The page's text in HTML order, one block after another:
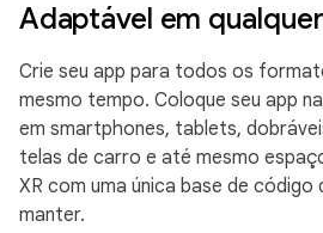
Adaptável em
Crie seu app para todos os
mesmo tempo. Coloque seu app
em smartphones, tablets,
telas de carro e até mesmo
XR com uma única base de
manter.